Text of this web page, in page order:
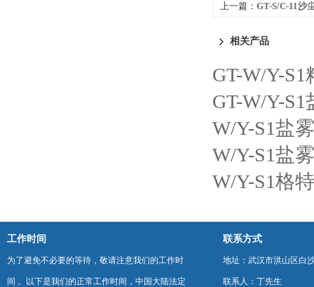
上一篇： GT-S/C-11沙
相关产品
GT-W/Y-
GT-W/Y-
W/Y-S1盐
W/Y-S1盐
W/Y-S1格
工作时间
为了避免不必要的等待，敬请注意我们的工作时
间 。以下是我们的正常工作时间，中国大陆法定
联系方式
地址：武汉市洪山区白
联系人：丁先生